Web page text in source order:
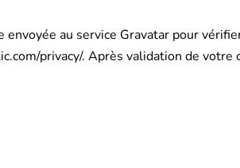
au service Gravatar pour
privacy/. Après validation de votre